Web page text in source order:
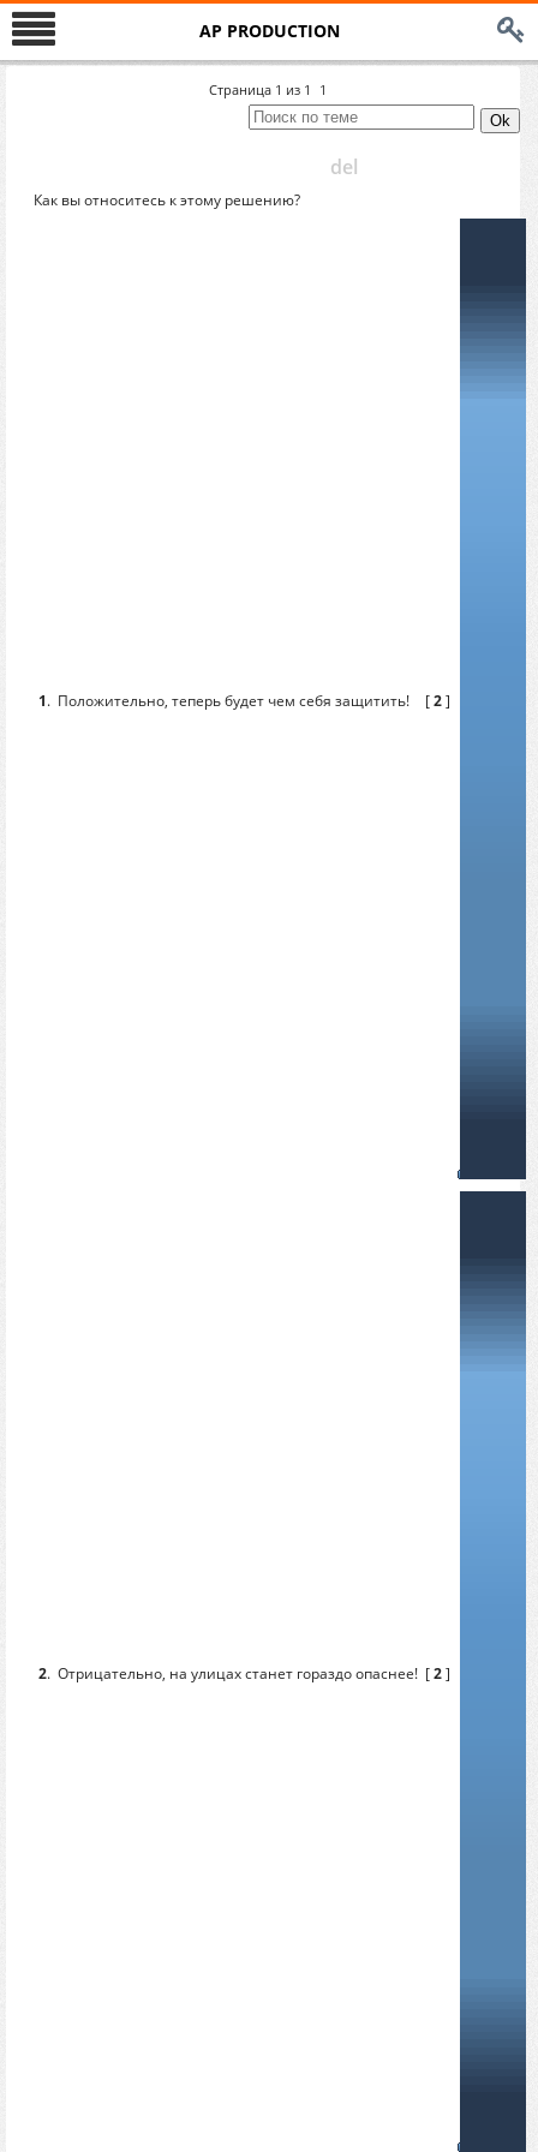
AP PRODUCTION
Страница 1 из 1 1
del
Как вы относитесь к этому решению?
1. Положительно, теперь будет чем себя защитить! [2]
2. Отрицательно, на улицах станет гораздо опаснее! [2]